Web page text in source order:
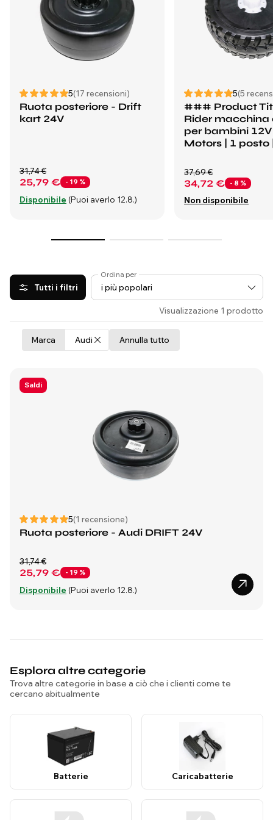
5(17 recensioni)
Ruota posteriore - Drift
kart 24V
25,79 € - 19 %
31,74 €
Disponibile (Puoi averlo 12.8.)
5(5
### Product
Rider macchina
per bambini
Motors | 1 posto
34,72 € - 8 %
37,69 €
Non disponibile
Tutti i filtri
Ordina per
Visualizzazione 1 prodotto
Annulla tutto
Marca Audi
Saldi
5(1 recensione)
Ruota posteriore - Audi DRIFT 24V
25,79 € - 19 %
31,74 €
Disponibile (Puoi averlo 12.8.)
Esplora altre categorie
Trova altre categorie in base a ciò che i clienti come te
cercano abitualmente
Batterie Caricabatterie